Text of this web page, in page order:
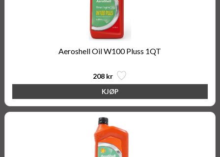
Aeroshell Oil W100 Pluss 1QT
208 kr